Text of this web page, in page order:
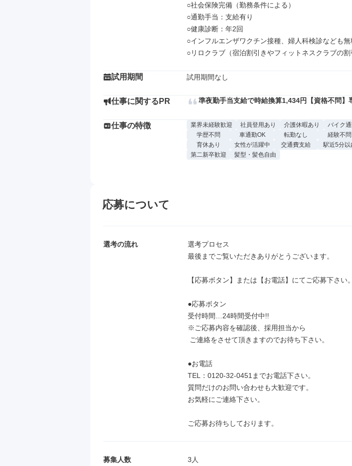
○社会保険完備（勤務条件による）
○通勤手当：支給有り
○健康診断：年2回
○インフルエンザワクチン接種、婦人科検診なども無
○リロクラブ（宿泊割引きやフィットネスクラブの割
試用期間 試用期間なし
仕事に関するPR 準夜勤手当支給で時給換算1,434円【資格不問】
仕事の特徴 業界未経験歓迎 社員登用あり 介護休暇あり バイク
学歴不問
車通勤OK 転勤なし 経験不問
育休あり
女性が活躍中 交通費支給 駅近5分以
第二新卒歓迎
髪型・髪色自由
応募について
選考の流れ
選考プロセス
最後までご覧いただきありがとうございます。
【応募ボタン】または【お電話】にてご応募下さい。
●応募ボタン
受付時間…24時間受付中!!
※ご応募内容を確認後、採用担当から
●お電話
TEL：0120-32-0451までお電話下さい。
質問だけのお問い合わせも大歓迎です。
お気軽にご連絡下さい。
ご応募お待ちしております。
募集人数 3人